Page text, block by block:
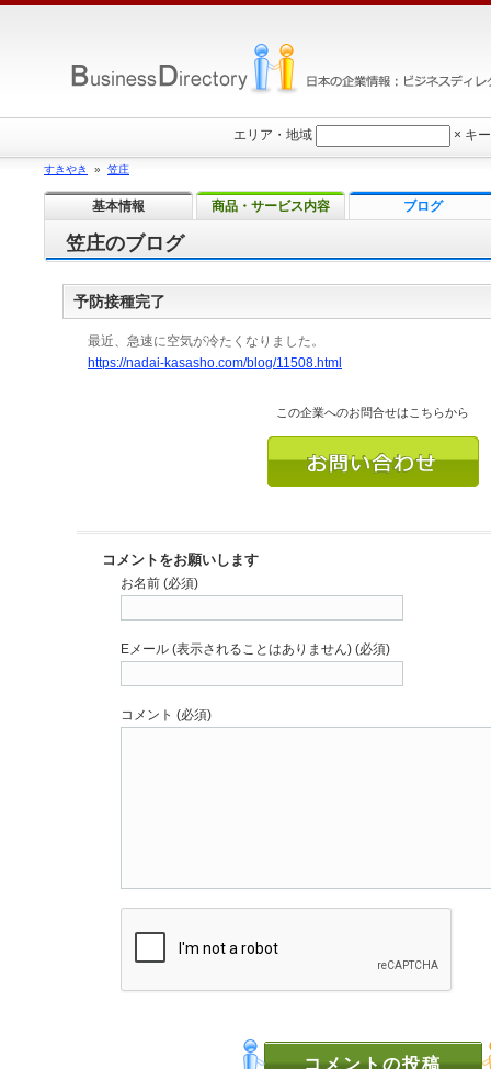
笠庄のブログ
予防接種完了
最近、急速に空気が冷たくなりました。
https://nadai-kasasho.com/blog/11508.html
この企業へのお問合せはこちらから
コメントをお願いします
お名前 (必須)
Eメール (表示されることはありません) (必須)
コメント (必須)
エリア・地域 × キ
すきやき » 笠庄
基本情報 商品・サービス内容 ブログ